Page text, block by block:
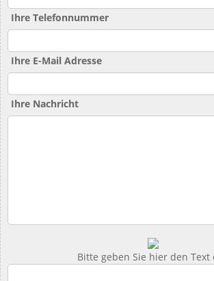
Ihre Telefonnummer
Ihre E-Mail Adresse
Ihre Nachricht
Bitte geben Sie hier den Text